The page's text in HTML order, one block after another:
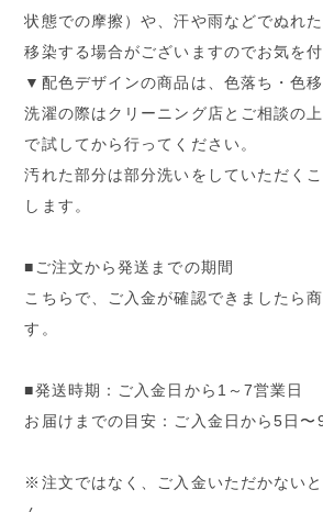
状態での摩擦）や、汗や雨などでぬれ
移染する場合がございますのでお気を付
▼配色デザインの商品は、色落ち・色移
洗濯の際はクリーニング店とご相談の
で試してから行ってください。
汚れた部分は部分洗いをしていただく
します。
■ご注文から発送までの期間
こちらで、ご入金が確認できましたら
す。
■発送時期：ご入金日から1～7営業日
お届けまでの目安：ご入金日から5日〜
※注文ではなく、ご入金いただかない